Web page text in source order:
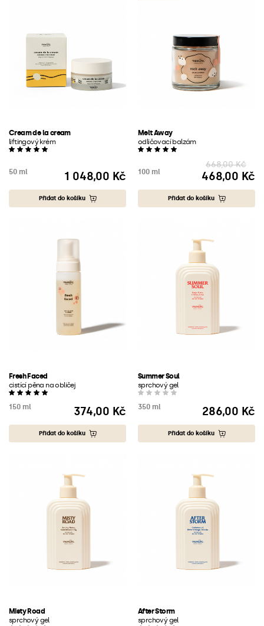
Cream de la cream
liftingový krém
50 ml
Cena
1 048,00 Kč
Přidat do košíku
Melt Away
odličovací balzám
100 ml
668,00 Kč
Cena
468,00 Kč
Přidat do košíku
Fresh Faced
cistící pěna na obličej
150 ml
Cena
374,00 Kč
Přidat do košíku
Summer Soul
sprchový gel
350 ml
Cena
286,00 Kč
Přidat do košíku
Misty Road
sprchový gel
After Storm
sprchový gel